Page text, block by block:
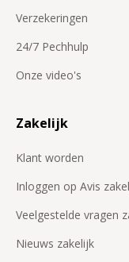
Verzekeringen
24/7 Pechhulp
Onze video's
Zakelijk
Klant worden
Inloggen op Avis
Veelgestelde vragen
Nieuws zakelijk